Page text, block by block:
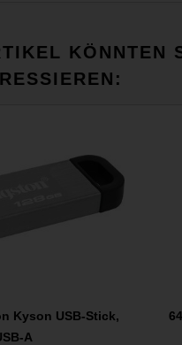
KÖNNTEN
Kyson USB-Stick,
A